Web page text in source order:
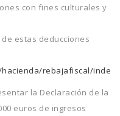
con fines culturales y
estas deducciones
rebajafiscal/
la Declaración de la
euros de ingresos